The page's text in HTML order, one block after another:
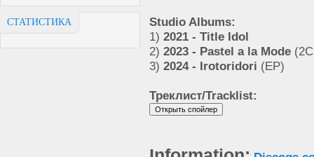
СТАТИСТИКА
Studio Albums:
1) 2021 - Title Idol
2) 2023 - Pastel a la Mode
3) 2024 - Irotoridori (EP)
Треклист/Tracklist: